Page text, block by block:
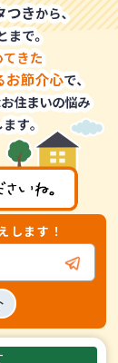
します！